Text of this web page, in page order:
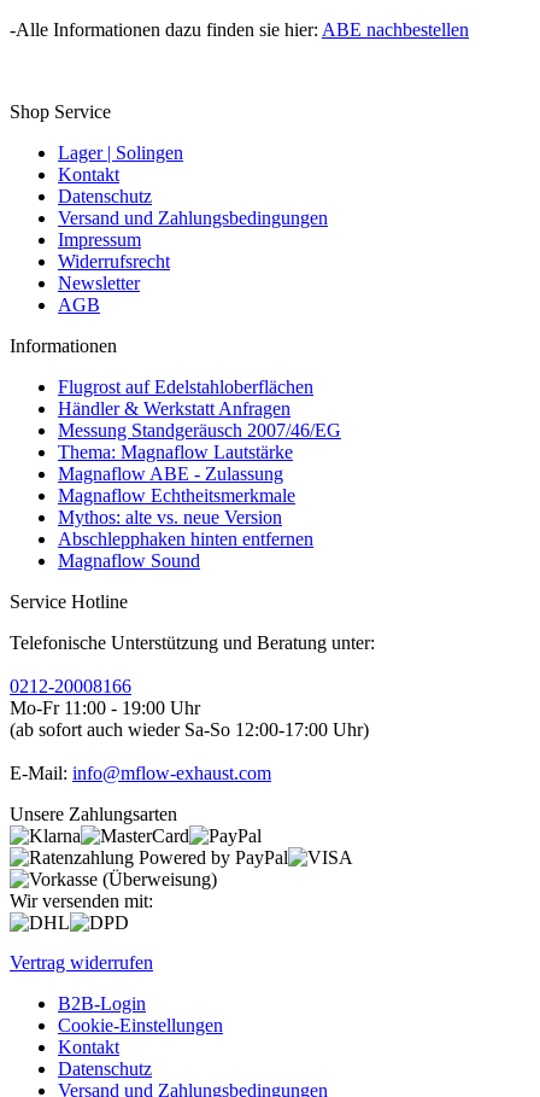
-Alle Informationen dazu finden sie hier: ABE nachbestellen
Shop Service
Lager | Solingen
Kontakt
Datenschutz
Versand und Zahlungsbedingungen
Impressum
Widerrufsrecht
Newsletter
AGB
Informationen
Flugrost auf Edelstahloberflächen
Händler & Werkstatt Anfragen
Messung Standgeräusch 2007/46/EG
Thema: Magnaflow Lautstärke
Magnaflow ABE - Zulassung
Magnaflow Echtheitsmerkmale
Mythos: alte vs. neue Version
Abschlepphaken hinten entfernen
Magnaflow Sound
Service Hotline
Telefonische Unterstützung und Beratung unter:
0212-20008166
Mo-Fr 11:00 - 19:00 Uhr
(ab sofort auch wieder Sa-So 12:00-17:00 Uhr)
E-Mail: info@mflow-exhaust.com
Unsere Zahlungsarten
Wir versenden mit:
Vertrag widerrufen
B2B-Login
Cookie-Einstellungen
Kontakt
Datenschutz
Versand und Zahlungsbedingungen